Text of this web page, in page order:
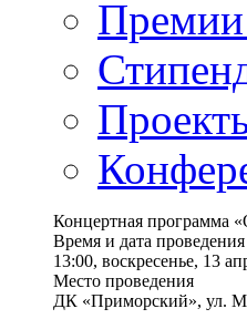
Концертная программа
Время и дата проведения
13:00, воскресенье, 13
Место проведения
ДК «Приморский», ул.